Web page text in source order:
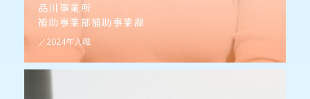
品川事業所
補助事業部補助事業課
／2024年入職